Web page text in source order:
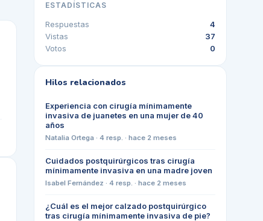
ESTADÍSTICAS
Respuestas
4
Vistas
37
Votos
0
Hilos relacionados
Experiencia con cirugía mínimamente
invasiva de juanetes en una mujer de 40
años
Natalia Ortega · 4 resp. · hace 2 meses
Cuidados postquirúrgicos tras cirugía
mínimamente invasiva en una madre joven
Isabel Fernández · 4 resp. · hace 2 meses
¿Cuál es el mejor calzado postquirúrgico
tras cirugía mínimamente invasiva de pie?